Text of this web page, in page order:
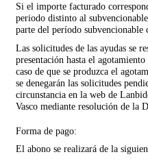
Si el importe facturado
periodo distinto al
parte del período subvencionable
Las solicitudes de las ayudas se
presentación hasta el
caso de que se produzca el
se denegarán las solicitudes
circunstancia en la web de
Vasco mediante resolución de la
Forma de pago:
El abono se realizará de la